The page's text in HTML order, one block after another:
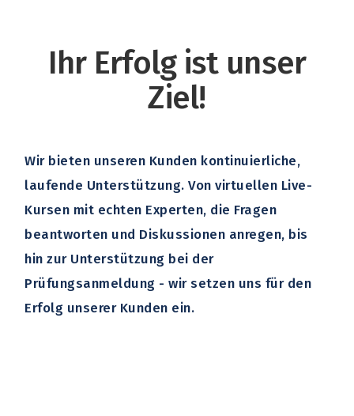
Ihr Erfolg ist unser
Ziel!
Wir bieten unseren Kunden kontinuierliche,
laufende Unterstützung. Von virtuellen Live-
Kursen mit echten Experten, die Fragen
beantworten und Diskussionen anregen, bis
hin zur Unterstützung bei der
Prüfungsanmeldung - wir setzen uns für den
Erfolg unserer Kunden ein.